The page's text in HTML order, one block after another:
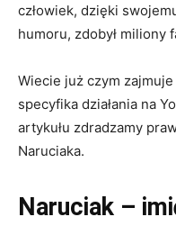
człowiek, dzięki
humoru, zdobył miliony
Wiecie już czym
specyfika działania na
artykułu zdradzamy
Naruciaka.
Naruciak –